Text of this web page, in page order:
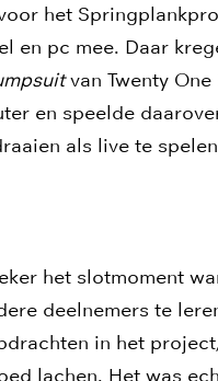
het
en pc mee. Daar
van Twenty
en speelde
als live te
het slotmoment
deelnemers te
in het
lachen. Het was